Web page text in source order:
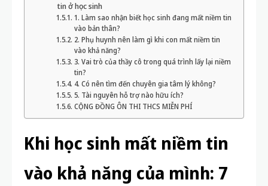
tin ở học sinh
1. Làm sao nhận biết học sinh đang mất niềm tin
vào bản thân?
2. Phụ huynh nên làm gì khi con mất niềm tin
vào khả năng?
3. Vai trò của thầy cô trong quá trình lấy lại niềm
tin?
4. Có nên tìm đến chuyên gia tâm lý không?
5. Tài nguyên hỗ trợ nào hữu ích?
CỘNG ĐỒNG ÔN THI THCS MIỄN PHÍ
Khi học sinh mất niềm tin
vào khả năng của mình: 7